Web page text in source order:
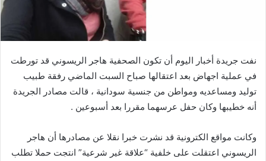
نفت جريدة أخبار اليوم أن تكون الصحفية هاجر الريسوني قد تورطت
في عملية اجهاض بعد اعتقالها صباح السبت الماضي رفقة طبيب
توليد ومساعديه ومواطن من جنسية سودانية ، قالت مصادر الجريدة
أنه خطيبها وكان حفل عرسهما مقررا بعد أسبوعين .
وكانت مواقع الكترونية قد نشرت خبرا نقلا عن مصادرها أن هاجر
الريسوني اعتقلت على خلفية “علاقة غير شرعية” انتجت حملا تطلب